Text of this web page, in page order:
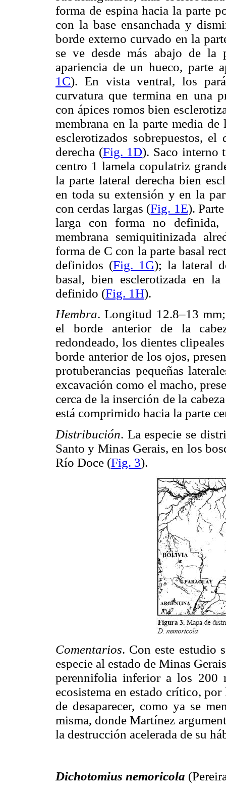
forma de espina hacia la parte
con la base ensanchada y
borde externo curvado en la
se ve desde más abajo de la
apariencia de un hueco, parte
1C). En vista ventral, los
curvatura que termina en una
con ápices romos bien
membrana en la parte media
esclerotizados sobrepuestos,
derecha (Fig. 1D). Saco interno
centro 1 lamela copulatriz
la parte lateral derecha bien
en toda su extensión y en la
con cerdas largas (Fig. 1E).
larga con forma no
membrana semiquitinizada
forma de C con la parte basal
definidos (Fig. 1G); la lateral
basal, bien esclerotizada en
definido (Fig. 1H).
Hembra. Longitud 12.8–13
el borde anterior de la
redondeado, los dientes
borde anterior de los ojos,
protuberancias pequeñas
excavación como el macho,
cerca de la inserción de la
está comprimido hacia la parte
Distribución. La especie se
Santo y Minas Gerais, en los
Río Doce (Fig. 3).
Comentarios. Con este estudio
especie al estado de Minas
perennifolia inferior a los 200
ecosistema en estado crítico,
de desaparecer, como ya se
misma, donde Martínez
la destrucción acelerada de su
Dichotomius nemoricola